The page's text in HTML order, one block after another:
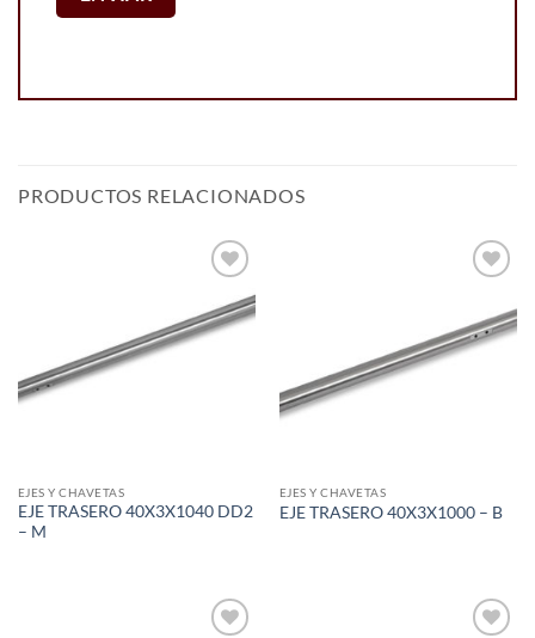
PRODUCTOS RELACIONADOS
wishlist
EJES Y CHAVETAS
EJE TRASERO 40X3X1040 DD2
– M
wishlist
EJES Y CHAVETAS
EJE TRASERO 40X3X1000 – B